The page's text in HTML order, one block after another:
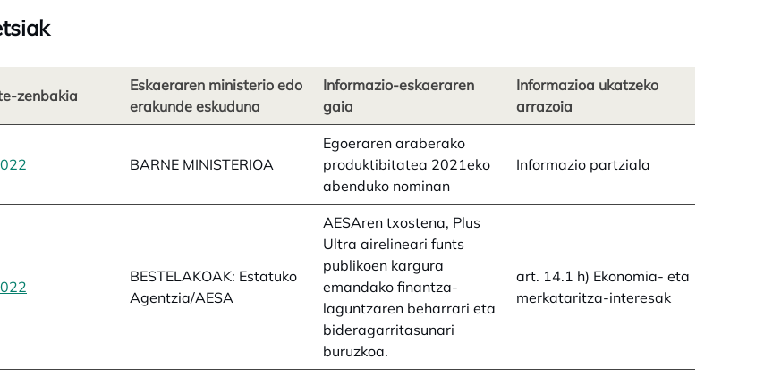
zenbakia
Eskaeraren ministerio edo
erakunde eskuduna
Informazio-eskaeraren
gaia
Informazioa ukatzeko
arrazoia
opens in a new tabBARNE MINISTERIOA
Egoeraren araberako
produktibitatea 2021eko
abenduko nominan
Informazio partziala
opens in a new tab
BESTELAKOAK: Estatuko
Agentzia/AESA
AESAren txostena, Plus
Ultra airelineari funts
publikoen kargura
emandako finantza-
laguntzaren beharrari eta
bideragarritasunari
buruzkoa.
art. 14.1 h) Ekonomia- eta
merkataritza-interesak